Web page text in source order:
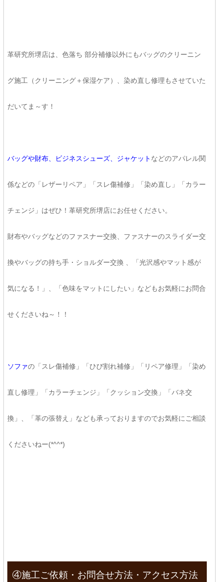
革研究所堺店は、色落ち 部分補修以外にもバッグのクリーニン
グ施工（クリーニング＋保湿ケア）、染め直し修理もさせていた
だいてま～す！
バッグや財布、ビジネスシューズ、ジャケット などのアパレル関
係などの「レザーリペア」「スレ傷補修」「染め直し」「カラー
チェンジ」はぜひ！革研究所堺店にお任せください。
財布やバッグなどのファスナー交換、ファスナーのスライダー交
換やバッグの持ち手・ショルダー交換 、「光沢感やマット感が
気になる！」、「色味をマットにしたい」などもお気軽にお問合
せくださいね～！！
ソファの「スレ傷補修」「ひび割れ補修」「リペア修理」「染め
直し修理」「カラーチェンジ」「クッション交換」「バネ交
換」、「革の張替え」なども承っておりますのでお気軽にご相談
くださいねー(*^^*)
④施工ご依頼・お問合せ方法・アクセス方法